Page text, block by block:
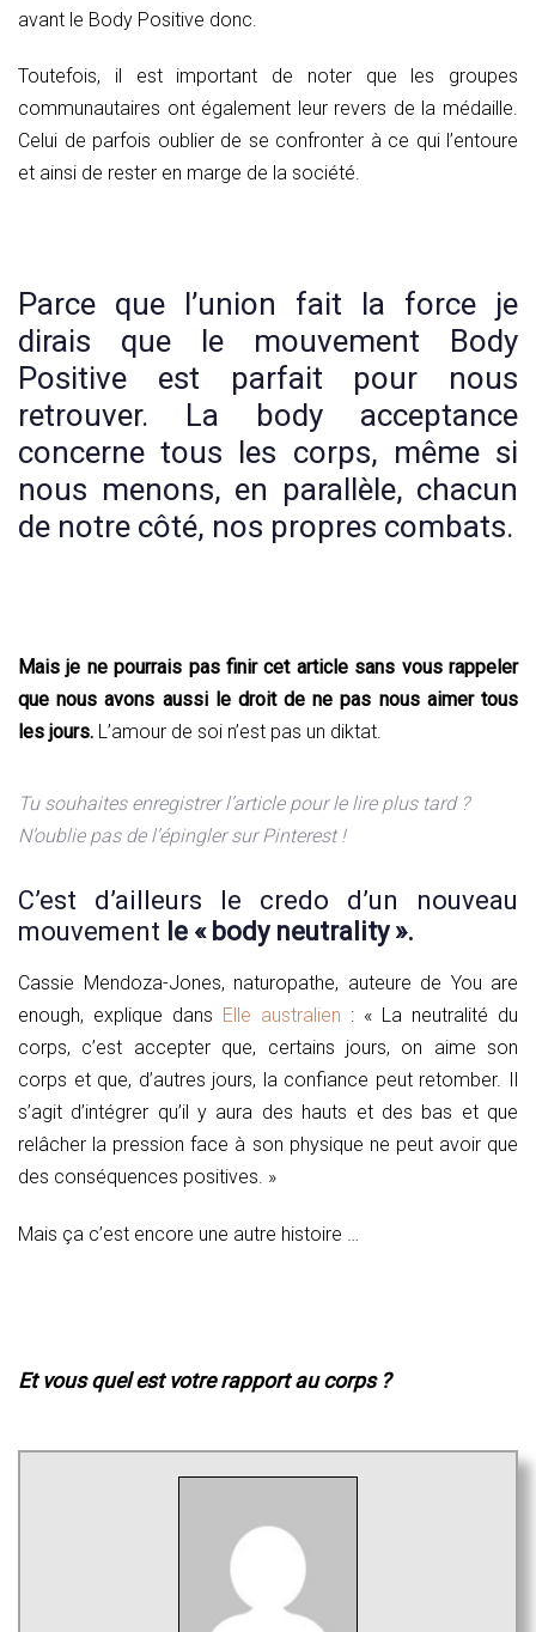
avant le Body Positive donc.
Toutefois, il est important de noter que les groupes
communautaires ont également leur revers de la médaille.
Celui de parfois oublier de se confronter à ce qui l’entoure
et ainsi de rester en marge de la société.
Parce que l’union fait la force je
dirais que le mouvement Body
Positive est parfait pour nous
retrouver. La body acceptance
concerne tous les corps, même si
nous menons, en parallèle, chacun
de notre côté, nos propres combats.
Mais je ne pourrais pas finir cet article sans vous rappeler
que nous avons aussi le droit de ne pas nous aimer tous
les jours. L’amour de soi n’est pas un diktat.
Tu souhaites enregistrer l’article pour le lire plus tard ?
N’oublie pas de l’épingler sur Pinterest !
C’est d’ailleurs le credo d’un nouveau
mouvement le « body neutrality ».
Cassie Mendoza-Jones, naturopathe, auteure de You are
enough, explique dans Elle australien : « La neutralité du
corps, c’est accepter que, certains jours, on aime son
corps et que, d’autres jours, la confiance peut retomber. Il
s’agit d’intégrer qu’il y aura des hauts et des bas et que
relâcher la pression face à son physique ne peut avoir que
des conséquences positives. »
Mais ça c’est encore une autre histoire …
Et vous quel est votre rapport au corps ?